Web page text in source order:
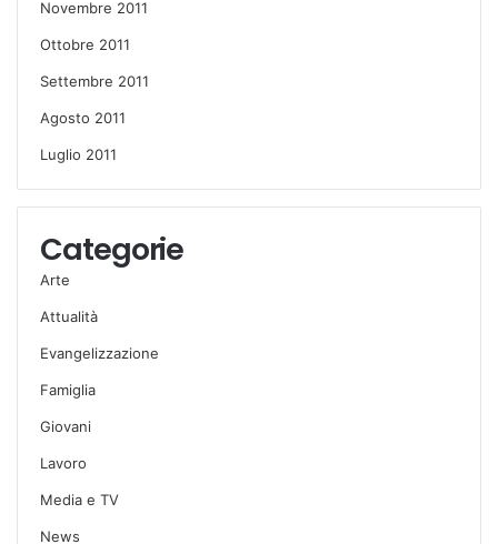
Novembre 2011
Ottobre 2011
Settembre 2011
Agosto 2011
Luglio 2011
Categorie
Arte
Attualità
Evangelizzazione
Famiglia
Giovani
Lavoro
Media e TV
News